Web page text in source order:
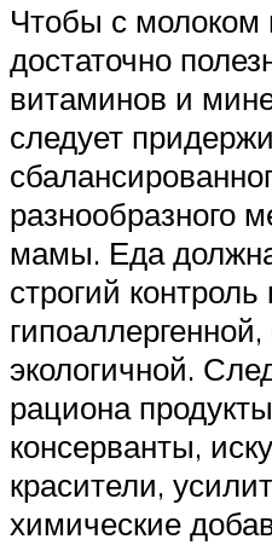
Чтобы с
достаточно
витаминов и
следует
разнообразного
мамы. Еда
строгий
экологичной.
рациона
консерванты,
красители,
химические